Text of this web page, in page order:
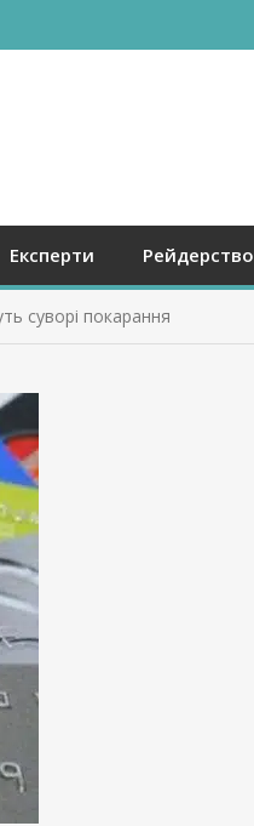
Експерти Рейдерство
суворі покарання